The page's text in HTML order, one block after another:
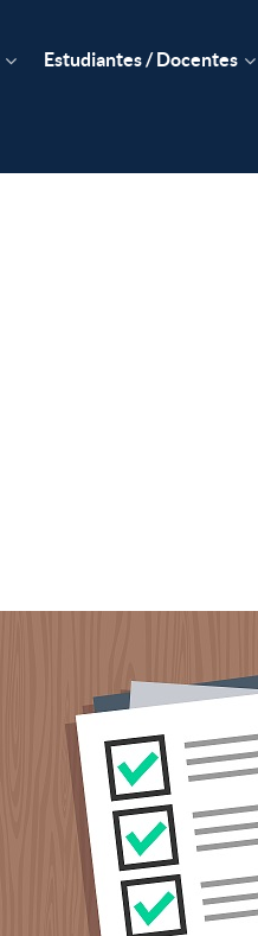
Estudiantes / Docentes